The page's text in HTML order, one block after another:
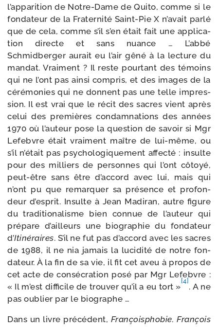
l’apparition de Notre-​Dame de Quito, comme si le
fon­da­teur de la Fraternité Saint-​Pie X n’avait par­lé
que de cela, comme s’il s’en était fait une appli­ca­
tion directe et sans nuance … L’abbé
Schmidberger aurait eu l’air gêné à la lec­ture du
man­dat. Vraiment ? Il reste pour­tant des témoins
qui ne l’ont pas ain­si com­pris, et des images de la
céré­mo­nies qui ne donnent pas une telle impres­
sion. Il est vrai que le récit des sacres vient après
celui des pre­mières condam­na­tions des années
1970 où l’auteur pose la ques­tion de savoir si Mgr
Lefebvre était vrai­ment maître de lui-​même, ou
s’il n’était pas psy­cho­lo­gi­que­ment affec­té : insulte
pour des mil­liers de per­sonnes qui l’ont côtoyé,
peut-​être sans être d’accord avec lui, mais qui
n’ont pu que remar­quer sa pré­sence et pro­fon­
deur d’esprit. Insulte à Jean Madiran, autre figure
du tra­di­tio­na­lisme bien connue de l’auteur qui
pré­pare d’ailleurs une bio­gra­phie du fon­da­teur
d’Itinéraires. S’il ne fut pas d’accord avec les sacres
de 1988, il ne nia jamais la luci­di­té de notre fon­
da­teur. À la fin de sa vie, il fit cet aveu à pro­pos de
cet acte de consé­cra­tion posé par Mgr Lefebvre :
« Il m’est dif­fi­cile de trou­ver qu’il a eu tort »
[4]
. A ne
pas oublier par le biographe …
Dans un livre pré­cé­dent, Françoisphobie. François